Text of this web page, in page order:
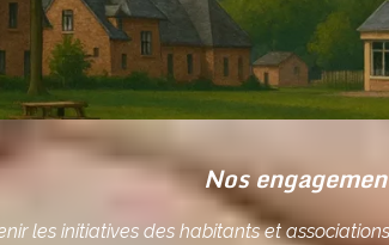
Nos
les initiatives des habitants et